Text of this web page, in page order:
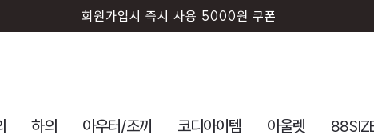
회원가입시 즉시 사용 5000원 쿠폰
하의 아우터/조끼 코디아이템 아울렛